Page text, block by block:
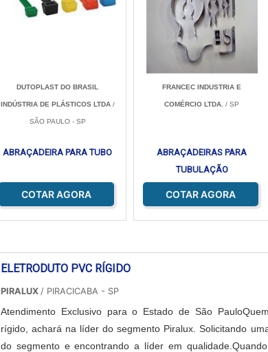
DUTOPLAST DO BRASIL
INDÚSTRIA DE PLÁSTICOS LTDA/
SÃO PAULO - SP
ABRAÇADEIRA PARA TUBO
COTAR AGORA
FRANCEC INDUSTRIA E
COMÉRCIO LTDA. / SP
ABRAÇADEIRAS PARA
TUBULAÇÃO
COTAR AGORA
ELETRODUTO PVC RÍGIDO
PIRALUX / PIRACICABA - SP
Atendimento Exclusivo para o Estado de São
rígido, achará na líder do segmento Piralux. Solicitando
do segmento e encontrando a líder em